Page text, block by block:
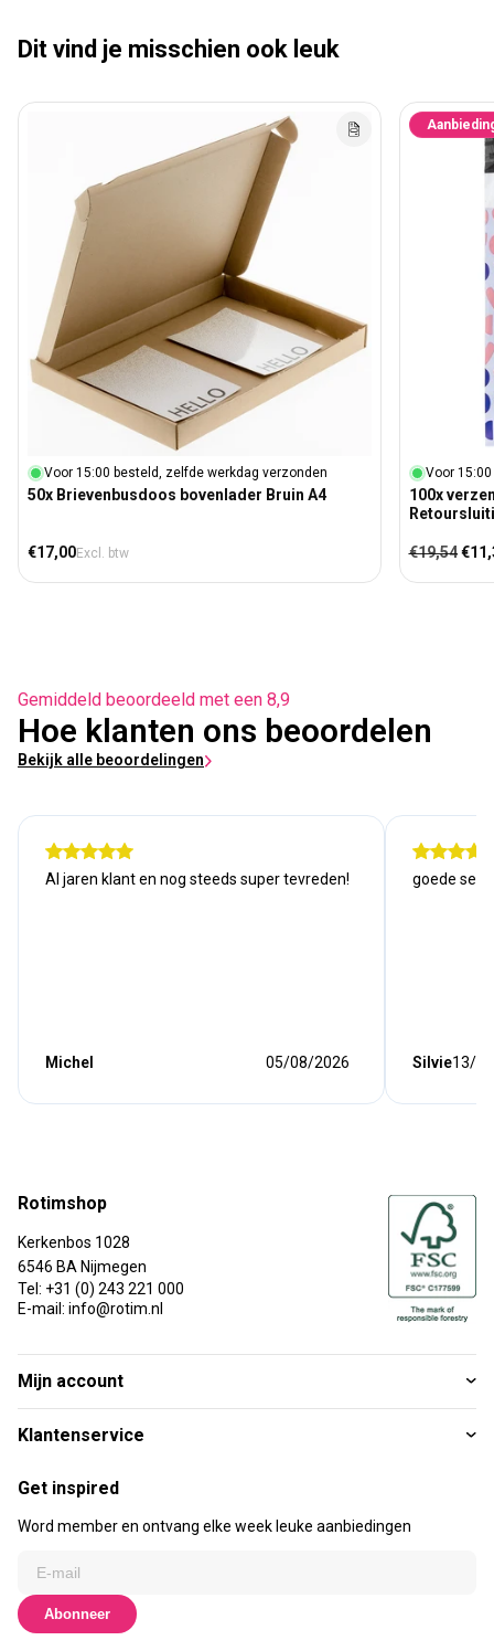
Dit vind je misschien ook leuk
Voor 15:00 besteld, zelfde werkdag verzonden
50x Brievenbusdoos bovenlader Bruin A4
Normale prijs
€17,00Excl. btw
Voor
100x
Normale
€19,54
Gemiddeld beoordeeld met een 8,9
Hoe klanten ons beoordelen
Bekijk alle beoordelingen
Al jaren klant en nog steeds super tevreden!
Michel 05/08/2026
goede
Silvie13/
Rotimshop
Kerkenbos 1028
6546 BA Nijmegen
Tel: +31 (0) 243 221 000
E-mail: info@rotim.nl
Mijn account
Klantenservice
Get inspired
Word member en ontvang elke week leuke aanbiedingen
Abonneer